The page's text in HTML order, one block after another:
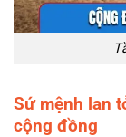
Sứ mệnh lan
cộng đồng